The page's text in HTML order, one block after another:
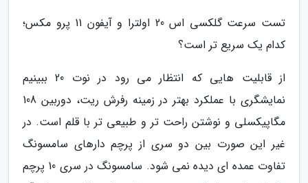
تست سرعت گلکسی اس 20 اولترا و آیفون 11 پرو مکس؛
کدام یک سریع تر است؟
از قابلیت هایی که انتظار می رود در نوت 20 ببینیم
نمایشگری با عملکرد بهتر در زمینه رفرش ریت، دوربین 108
مگاپیکسلی و نوشتن راحت تر و طبیعی تر با قلم است. در
غیر این صورت بین دو سری از پرچم دارهای سامسونگ
تفاوت عمده ای دیده نمی شود. سامسونگ در سری 10 پرچم